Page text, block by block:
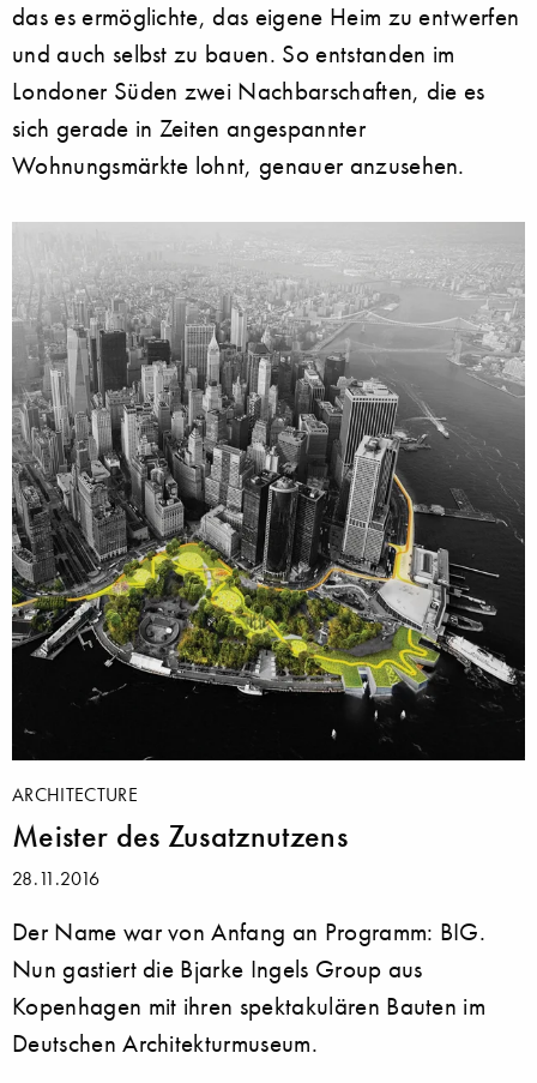
das es ermöglichte, das eigene Heim zu entwerfen
und auch selbst zu bauen. So entstanden im
Londoner Süden zwei Nachbarschaften, die es
sich gerade in Zeiten angespannter
Wohnungsmärkte lohnt, genauer anzusehen.
ARCHITECTURE
Meister des Zusatznutzens
28.11.2016
Der Name war von Anfang an Programm: BIG.
Nun gastiert die Bjarke Ingels Group aus
Kopenhagen mit ihren spektakulären Bauten im
Deutschen Architekturmuseum.